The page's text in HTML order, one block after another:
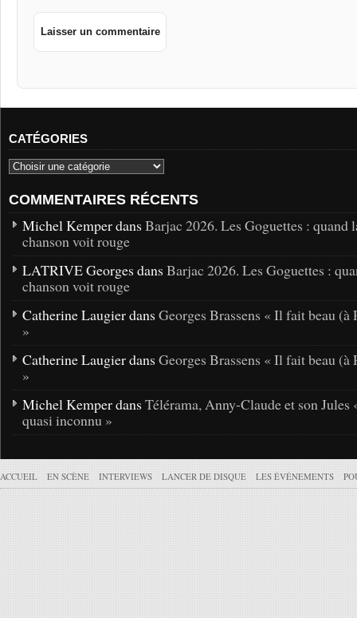
CATÉGORIES
COMMENTAIRES RÉCENTS
Michel Kemper dans Barjac 2026. Les Goguettes : quand
chanson voit rouge
LATRIVE Georges dans Barjac 2026. Les Goguettes :
chanson voit rouge
Catherine Laugier dans Georges Brassens « Il fait beau (à
»
Catherine Laugier dans Georges Brassens « Il fait beau (à
»
Michel Kemper dans Télérama, Anny-Claude et son Jules
quasi inconnu »
ACCUEIL EN SCÈNE INTERVIEWS LANCER DE DISQUE LES ÉVÉNEMENTS